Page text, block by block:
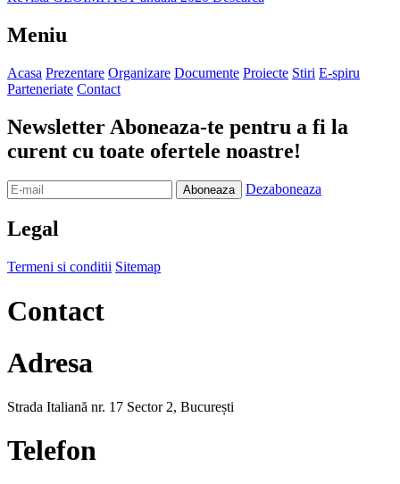
Meniu
Acasa Prezentare Organizare Documente Proiecte Stiri E-spiru
Parteneriate Contact
Newsletter Aboneaza-te pentru a fi la
curent cu toate ofertele noastre!
Dezaboneaza
Legal
Termeni si conditii Sitemap
Contact
Adresa
Strada Italiană nr. 17 Sector 2, București
Telefon